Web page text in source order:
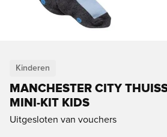
Kinderen
MANCHESTER CITY
MINI-KIT KIDS
Uitgesloten van vouchers